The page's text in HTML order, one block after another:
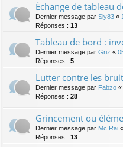
Échange de tableau
Dernier message par Sly83 «
Réponses : 13
Tableau de bord :
Dernier message par Griz «
Réponses : 5
Lutter contre les
Dernier message par Fabzo «
Réponses : 28
Grincement ou
Dernier message par Mc Rai «
Réponses : 13